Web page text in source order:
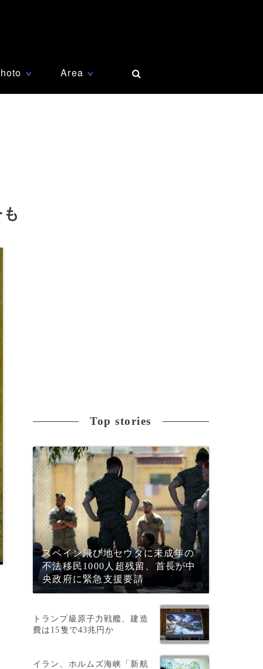
∨ Area ∨
Top stories
スペイン飛び地セウタに未成年の
不法移民1000人超残留、首長が中
央政府に緊急支援要請
トランプ級原子力戦艦、建造
費は15隻で43兆円か
イラン、ホルムズ海峡「新航